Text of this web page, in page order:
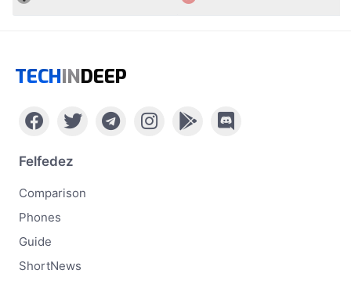
TECHINDEEP
Felfedez
Comparison
Phones
Guide
ShortNews